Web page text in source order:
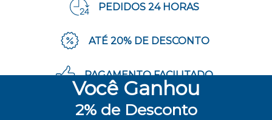
PEDIDOS 24 HORAS
ATÉ 20% DE DESCONTO
PAGAMENTO FACILITADO
ENVIO RÁPIDO
Você Ganhou
2%de Desconto